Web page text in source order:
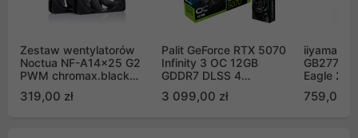
Zestaw wentylatorów
Noctua NF-A14x25 G2
PWM chromax.black
Push Pull (2szt)
319,00 zł
Palit GeForce RTX 5070
Infinity 3 OC 12GB
GDDR7 DLSS 4
GB2050S)
3 099,00 zł
iiyama G-
Eagle 27"
759,00 zł